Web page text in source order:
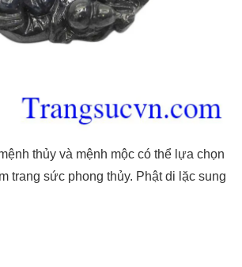
thủy và mệnh mộc có thể lựa chọn
trang sức phong thủy. Phật di lặc sung